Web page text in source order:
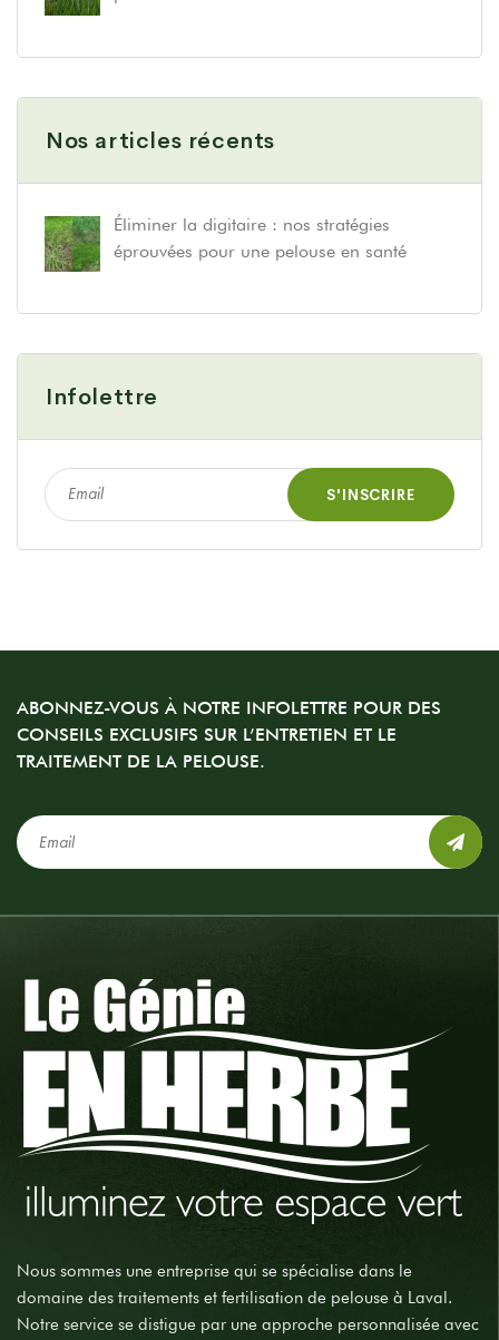
Nos articles récents
Éliminer la digitaire : nos stratégies
éprouvées pour une pelouse en santé
Infolettre
ABONNEZ-VOUS À NOTRE INFOLETTRE POUR DES
CONSEILS EXCLUSIFS SUR L’ENTRETIEN ET LE
TRAITEMENT DE LA PELOUSE.
Nous sommes une entreprise qui se spécialise dans le
domaine des traitements et fertilisation de pelouse à Laval.
Notre service se distigue par une approche personnalisée avec